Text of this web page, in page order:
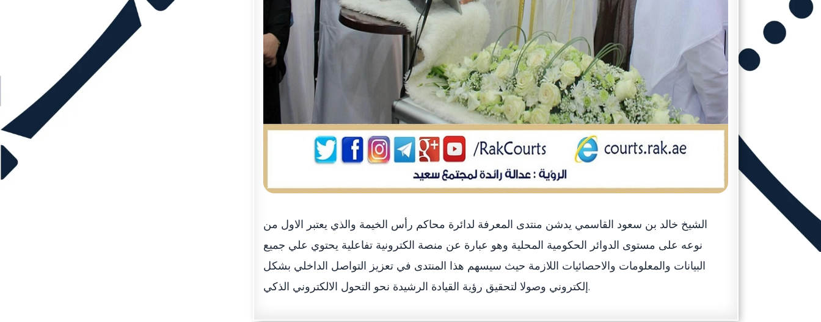
الشيخ خالد بن سعود القاسمي يدشن منتدى المعرفة لدائرة محاكم رأس الخيمة والذي يعتبر الاول من
نوعه على مستوى الدوائر الحكومية المحلية وهو عبارة عن منصة الكترونية تفاعلية يحتوي علي جميع
البيانات والمعلومات والاحصائيات اللازمة حيث سيسهم هذا المنتدى في تعزيز التواصل الداخلي بشكل
إلكتروني وصولا لتحقيق رؤية القيادة الرشيدة نحو التحول الالكتروني الذكي.